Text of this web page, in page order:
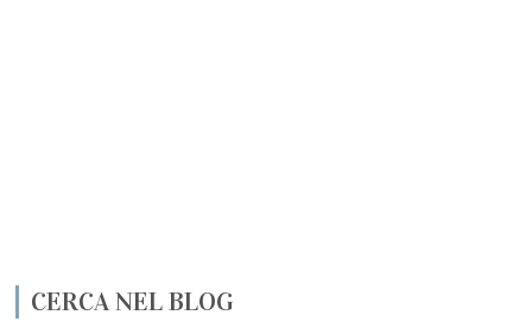
CERCA NEL BLOG